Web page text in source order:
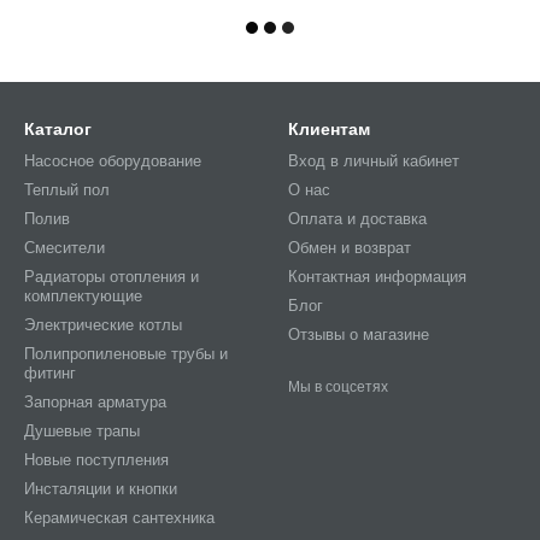
Каталог
Насосное оборудование
Теплый пол
Полив
Смесители
Радиаторы отопления и
комплектующие
Электрические котлы
Полипропиленовые трубы и
фитинг
Запорная арматура
Душевые трапы
Новые поступления
Инсталяции и кнопки
Керамическая сантехника
Клиентам
Вход в личный кабинет
О нас
Оплата и доставка
Обмен и возврат
Контактная информация
Блог
Отзывы о магазине
Мы в соцсетях